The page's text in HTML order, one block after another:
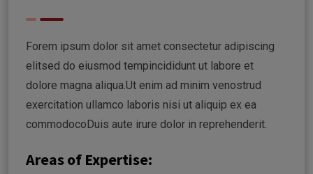
Forem ipsum dolor sit amet consectetur adipiscing
elitsed do eiusmod tempincididunt ut labore et
dolore magna aliqua.Ut enim ad minim venostrud
exercitation ullamco laboris nisi ut aliquip ex ea
commodocoDuis aute irure dolor in reprehenderit.
Areas of Expertise: